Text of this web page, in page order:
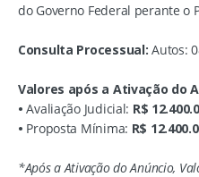
do Governo Federal perante o
Consulta Processual: Autos:
Valores após a Ativação do
• Avaliação Judicial: R$
• Proposta Mínima: R$
*Após a Ativação do Anúncio,